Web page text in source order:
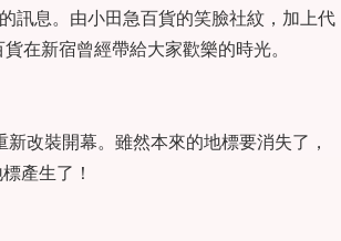
訊息。由小田急百貨的笑臉社紋，加上代
在新宿曾經帶給大家歡樂的時光。
改裝開幕。雖然本來的地標要消失了，
產生了！